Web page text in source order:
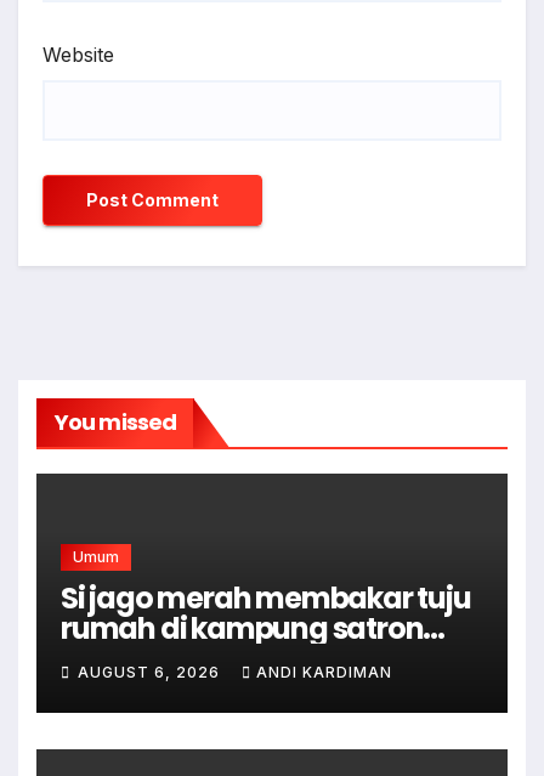
Website
You missed
Umum
Si jago merah membakar tuju
rumah di kampung satron
sodonghilir .
AUGUST 6, 2026 ANDI KARDIMAN